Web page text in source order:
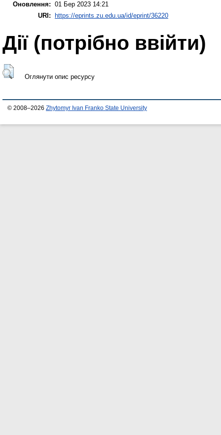
Оновлення: 01 Бер 2023 14:21
URI:
https://eprints.zu.edu.ua/id/eprint/36220
Дії ​​(потрібно ввійти)
Оглянути опис ресурсу
© 2008–2026 Zhytomyr Ivan Franko State University